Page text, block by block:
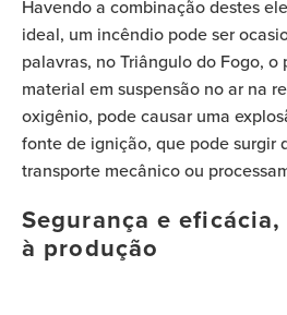
Havendo a combinação destes
ideal, um incêndio pode ser
palavras, no Triângulo do Fogo,
material em suspensão no ar na
oxigênio, pode causar uma
fonte de ignição, que pode surgir
transporte mecânico ou
Segurança e
à produção